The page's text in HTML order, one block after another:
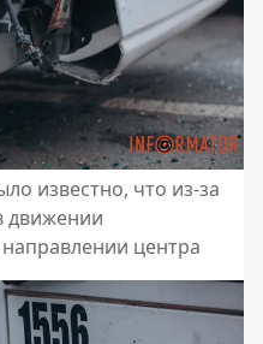
известно, что из-за
движении
центра